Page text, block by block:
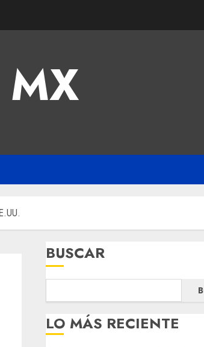
BUSCAR
LO MÁS RECIENTE